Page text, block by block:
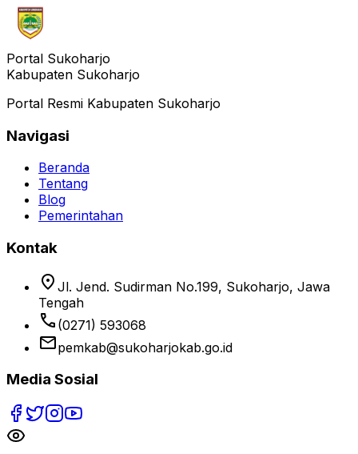
Portal Sukoharjo
Kabupaten Sukoharjo
Portal Resmi Kabupaten Sukoharjo
Navigasi
Beranda
Tentang
Blog
Pemerintahan
Kontak
location_on Jl. Jend. Sudirman No.199, Sukoharjo, Jawa
Tengah
phone (0271) 593068
emailpemkab@sukoharjokab.go.id
Media Sosial